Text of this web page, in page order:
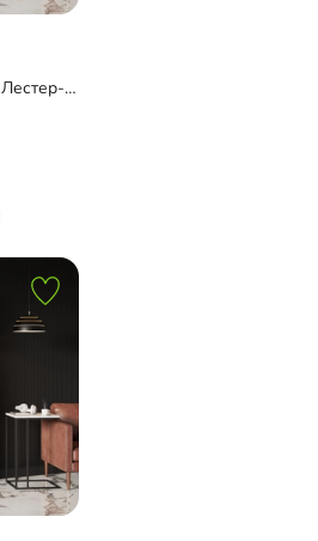
Книжный шкаф-витрина Лестер-5 с ящиками